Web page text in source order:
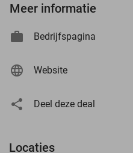
Meer informatie
Bedrijfspagina
Website
Deel deze deal
Locaties